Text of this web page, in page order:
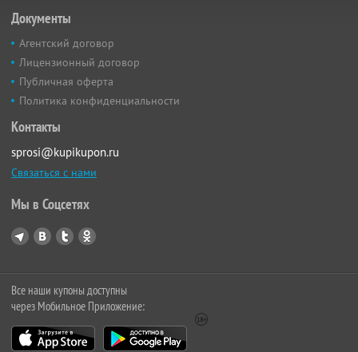
Документы
Агентский договор
Лицензионный договор
Публичная оферта
Политика конфиденциальности
Контакты
sprosi@kupikupon.ru
Связаться с нами
Мы в Соцсетях
Все наши купоны доступны
через Мобильное Приложение: